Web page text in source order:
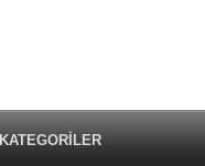
KATEGORİLER